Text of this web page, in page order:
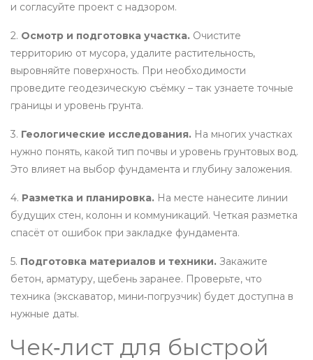
и согласуйте проект с надзором.
2. Осмотр и подготовка участка. Очистите
территорию от мусора, удалите растительность,
выровняйте поверхность. При необходимости
проведите геодезическую съёмку – так узнаете точные
границы и уровень грунта.
3. Геологические исследования. На многих участках
нужно понять, какой тип почвы и уровень грунтовых вод.
Это влияет на выбор фундамента и глубину заложения.
4. Разметка и планировка. На месте нанесите линии
будущих стен, колонн и коммуникаций. Четкая разметка
спасёт от ошибок при закладке фундамента.
5. Подготовка материалов и техники. Закажите
бетон, арматуру, щебень заранее. Проверьте, что
техника (экскаватор, мини‑погрузчик) будет доступна в
нужные даты.
Чек‑лист для быстрой